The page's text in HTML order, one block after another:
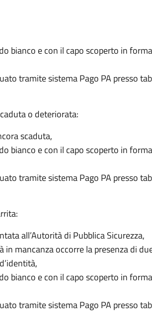
bianco e con il capo scoperto in
tramite sistema Pago PA presso
o deteriorata:
scaduta,
bianco e con il capo scoperto in
tramite sistema Pago PA presso
all’Autorità di Pubblica Sicurezza,
mancanza occorre la presenza di
bianco e con il capo scoperto in
tramite sistema Pago PA presso